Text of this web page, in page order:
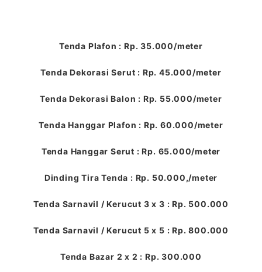
Tenda Plafon : Rp. 35.000/meter
Tenda Dekorasi Serut : Rp. 45.000/meter
Tenda Dekorasi Balon : Rp. 55.000/meter
Tenda Hanggar Plafon : Rp. 60.000/meter
Tenda Hanggar Serut : Rp. 65.000/meter
Dinding Tira Tenda : Rp. 50.000,/meter
Tenda Sarnavil / Kerucut 3 x 3 : Rp. 500.000
Tenda Sarnavil / Kerucut 5 x 5 : Rp. 800.000
Tenda Bazar 2 x 2 : Rp. 300.000